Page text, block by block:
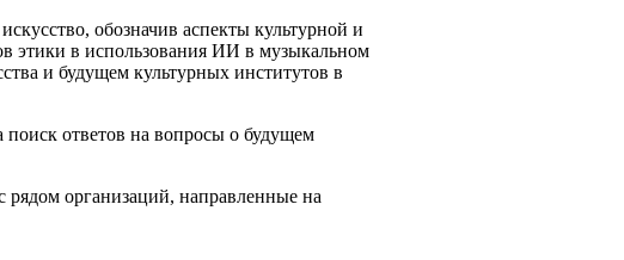
обозначив аспекты культурной и
этики в использования ИИ в музыкальном
и будущем культурных институтов в
поиск ответов на вопросы о будущем
рядом организаций, направленные на